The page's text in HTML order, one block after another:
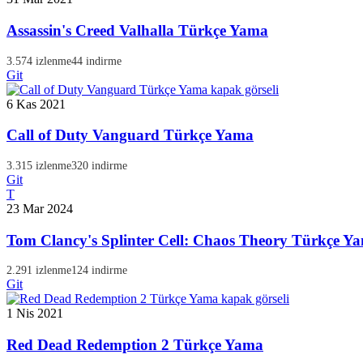
Assassin's Creed Valhalla Türkçe Yama
3.574 izlenme44 indirme
Git
6 Kas 2021
Call of Duty Vanguard Türkçe Yama
3.315 izlenme320 indirme
Git
T
23 Mar 2024
Tom Clancy's Splinter Cell: Chaos Theory Türkçe
2.291 izlenme124 indirme
Git
1 Nis 2021
Red Dead Redemption 2 Türkçe Yama